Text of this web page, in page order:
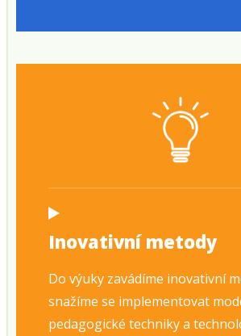
Inovativní metody
Do výuky zavádíme inovativní
snažíme se implementovat
pedagogické techniky a